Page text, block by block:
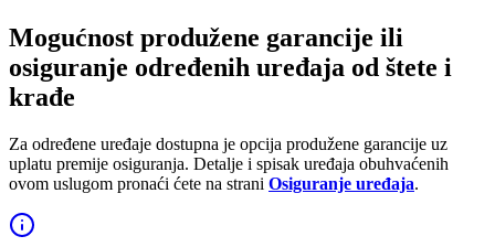
Mogućnost produžene garancije ili
osiguranje određenih uređaja od štete i
krađe
Za određene uređaje dostupna je opcija produžene garancije uz
uplatu premije osiguranja. Detalje i spisak uređaja obuhvaćenih
ovom uslugom pronaći ćete na strani Osiguranje uređaja.